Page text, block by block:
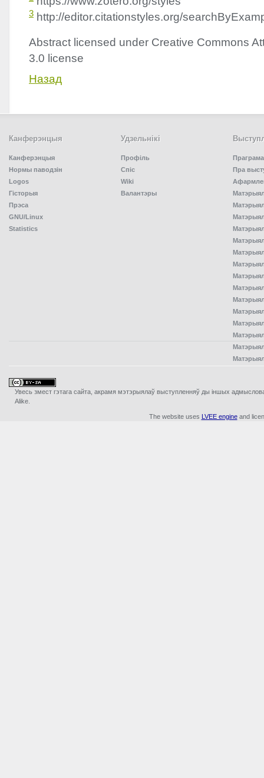
3 http://editor.citationstyles.org/
Abstract licensed under Creative Commons
3.0 license
Назад
Канферэнцыя
Канферэнцыя
Нормы паводзін
Logos
Гісторыя
Прэса
GNU/Linux
Statistics
Удзельнiкi
Профіль
Спiс
Wiki
Валантэры
Праграма
Пра
Увесь змест гэтага сайта, акрамя мэтэрыялаў выступленняў ды iншых
Alike.
The website uses LVEE engineand